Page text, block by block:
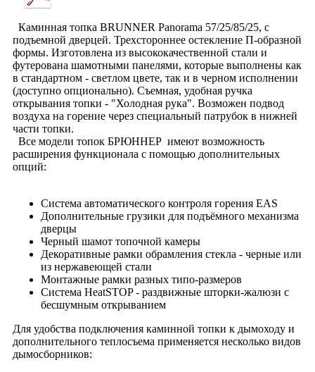
Каминная топка BRUNNER Panorama 57/25/85/25, с
подъемной дверцей. Трехстороннее остекление П-образной
формы. Изготовлена из высококачественной стали и
футерована шамотными панелями, которые выполнены как
в стандартном - светлом цвете, так и в черном исполнении
(доступно опционально). Съемная, удобная ручка
открывания топки - "Холодная рука". Возможен подвод
воздуха на горение через специальный патрубок в нижней
части топки.
Все модели топок БРЮННЕР имеют возможность
расширения функционала с помощью дополнительных
опций:
Система автоматического контроля горения EAS
Дополнительные грузики для подъёмного механизма
дверцы
Черный шамот топочной камеры
Декоративные рамки обрамления стекла - черные или
из нержавеющей стали
Монтажные рамки разных типо-размеров
Система HeatSTOP - раздвижные шторки-жалюзи с
бесшумным открыванием
Для удобства подключения каминной топки к дымоходу и
дополнительного теплосъема применяется несколько видов
дымосборников: